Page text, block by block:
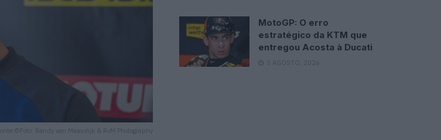
Fonte:©Foto: Randy van Maasdijk & RvM Photography
MotoGP: O erro
estratégico da KTM que
entregou Acosta à Ducati
5 AGOSTO, 2026